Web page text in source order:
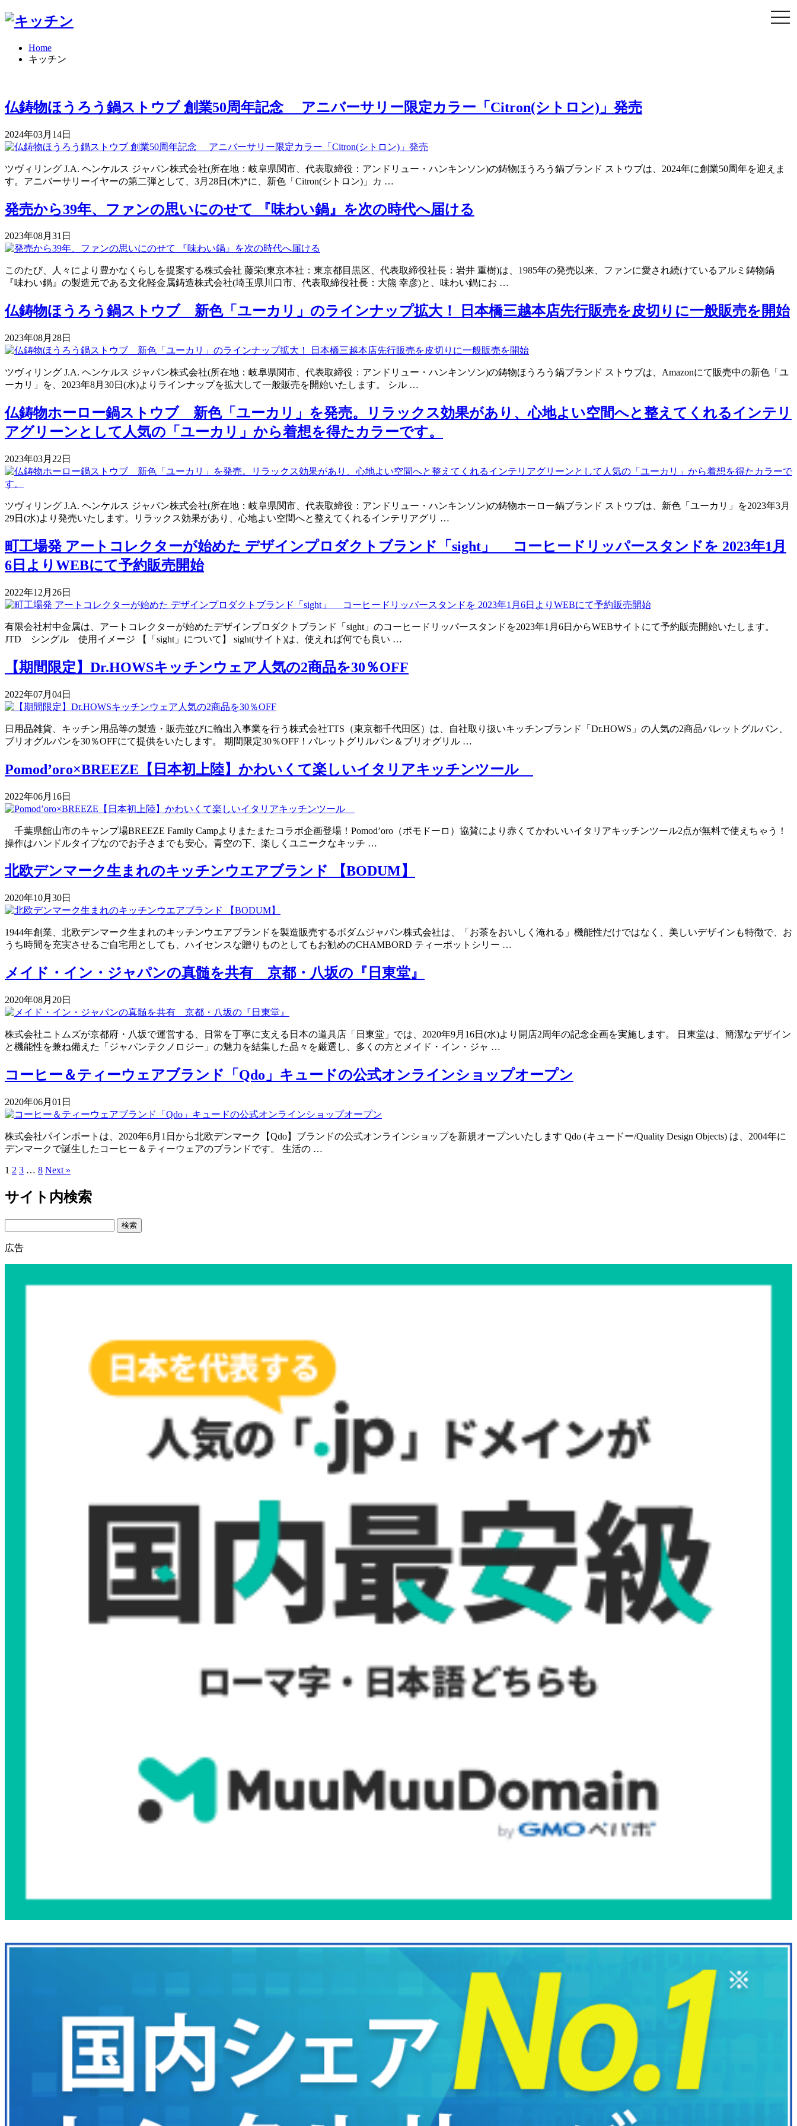
Home
キッチン
仏鋳物ほうろう鍋ストウブ 創業50周年記念 アニバーサリー限定カラー「Citron(シトロン)」発売
2024年03月14日
ツヴィリング J.A. ヘンケルス ジャパン株式会社(所在地：岐阜県関市、代表取締役：アンドリュー・ハンキンソン)の鋳物ほうろう鍋ブランド ストウブは、2024年に創業50周年を迎えま
す。アニバーサリーイヤーの第二弾として、3月28日(木)*に、新色「Citron(シトロン)」カ …
発売から39年、ファンの思いにのせて 『味わい鍋』を次の時代へ届ける
2023年08月31日
このたび、人々により豊かなくらしを提案する株式会社 藤栄(東京本社：東京都目黒区、代表取締役社長：岩井 重樹)は、1985年の発売以来、ファンに愛され続けているアルミ鋳物鍋
『味わい鍋』の製造元である文化軽金属鋳造株式会社(埼玉県川口市、代表取締役社長：大熊 幸彦)と、味わい鍋にお …
仏鋳物ほうろう鍋ストウブ 新色「ユーカリ」のラインナップ拡大！ 日本橋三越本店先行販売を皮切りに一般販売を開始
2023年08月28日
ツヴィリング J.A. ヘンケルス ジャパン株式会社(所在地：岐阜県関市、代表取締役：アンドリュー・ハンキンソン)の鋳物ほうろう鍋ブランド ストウブは、Amazonにて販売中の新色「ユ
ーカリ」を、2023年8月30日(水)よりラインナップを拡大して一般販売を開始いたします。 シル …
仏鋳物ホーロー鍋ストウブ 新色「ユーカリ」を発売。リラックス効果があり、心地よい空間へと整えてくれるインテリ
アグリーンとして人気の「ユーカリ」から着想を得たカラーです。
2023年03月22日
ツヴィリング J.A. ヘンケルス ジャパン株式会社(所在地：岐阜県関市、代表取締役：アンドリュー・ハンキンソン)の鋳物ホーロー鍋ブランド ストウブは、新色「ユーカリ」を2023年3月
29日(水)より発売いたします。リラックス効果があり、心地よい空間へと整えてくれるインテリアグリ …
町工場発 アートコレクターが始めた デザインプロダクトブランド「sight」 コーヒードリッパースタンドを 2023年1月
6日よりWEBにて予約販売開始
2022年12月26日
有限会社村中金属は、アートコレクターが始めたデザインプロダクトブランド「sight」のコーヒードリッパースタンドを2023年1月6日からWEBサイトにて予約販売開始いたします。
JTD シングル 使用イメージ 【「sight」について】 sight(サイト)は、使えれば何でも良い …
【期間限定】Dr.HOWSキッチンウェア人気の2商品を30％OFF
2022年07月04日
日用品雑貨、キッチン用品等の製造・販売並びに輸出入事業を行う株式会社TTS（東京都千代田区）は、自社取り扱いキッチンブランド「Dr.HOWS」の人気の2商品パレットグルパン、
ブリオグルパンを30％OFFにて提供をいたします。 期間限定30％OFF！パレットグリルパン＆ブリオグリル …
Pomod’oro×BREEZE【日本初上陸】かわいくて楽しいイタリアキッチンツール
2022年06月16日
千葉県館山市のキャンプ場BREEZE Family Campよりまたまたコラボ企画登場！Pomod’oro（ポモドーロ）協賛により赤くてかわいいイタリアキッチンツール2点が無料で使えちゃう！
操作はハンドルタイプなのでお子さまでも安心。青空の下、楽しくユニークなキッチ …
北欧デンマーク生まれのキッチンウエアブランド 【BODUM】
2020年10月30日
1944年創業、北欧デンマーク生まれのキッチンウエアブランドを製造販売するボダムジャパン株式会社は、「お茶をおいしく淹れる」機能性だけではなく、美しいデザインも特徴で、お
うち時間を充実させるご自宅用としても、ハイセンスな贈りものとしてもお勧めのCHAMBORD ティーポットシリー …
メイド・イン・ジャパンの真髄を共有 京都・八坂の『日東堂』
2020年08月20日
株式会社ニトムズが京都府・八坂で運営する、日常を丁寧に支える日本の道具店「日東堂」では、2020年9月16日(水)より開店2周年の記念企画を実施します。 日東堂は、簡潔なデザイン
と機能性を兼ね備えた「ジャパンテクノロジー」の魅力を結集した品々を厳選し、多くの方とメイド・イン・ジャ …
コーヒー＆ティーウェアブランド「Qdo」キュードの公式オンラインショップオープン
2020年06月01日
株式会社パインポートは、2020年6月1日から北欧デンマーク【Qdo】ブランドの公式オンラインショップを新規オープンいたします Qdo (キュードー/Quality Design Objects) は、2004年に
デンマークで誕生したコーヒー＆ティーウェアのブランドです。 生活の …
1 2 3 … 8 Next »
サイト内検索
Search
広告